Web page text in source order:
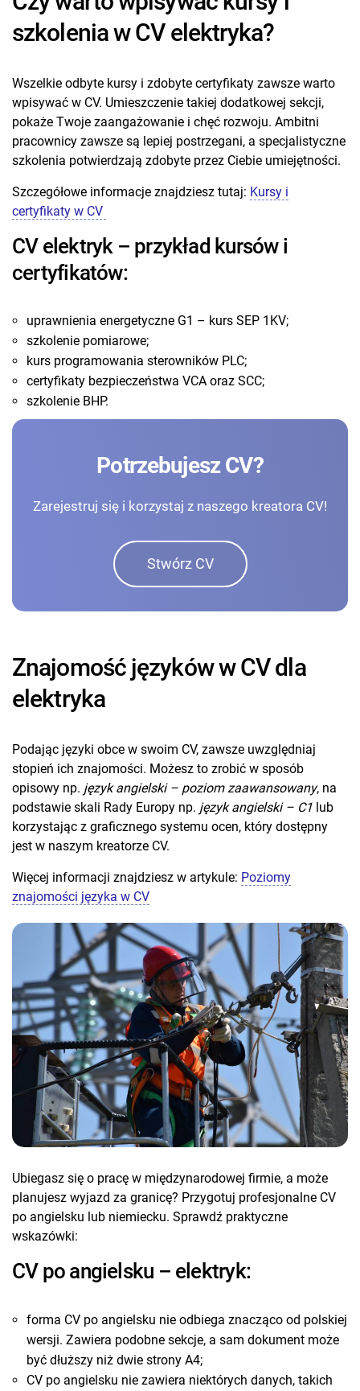
szkolenia w CV elektryka?
Wszelkie odbyte kursy i zdobyte certyfikaty zawsze warto
wpisywać w CV. Umieszczenie takiej dodatkowej sekcji,
pokaże Twoje zaangażowanie i chęć rozwoju. Ambitni
pracownicy zawsze są lepiej postrzegani, a specjalistyczne
szkolenia potwierdzają zdobyte przez Ciebie umiejętności.
Szczegółowe informacje znajdziesz tutaj: Kursy i
certyfikaty w CV
CV elektryk – przykład kursów i
certyfikatów:
uprawnienia energetyczne G1 – kurs SEP 1KV;
szkolenie pomiarowe;
kurs programowania sterowników PLC;
certyfikaty bezpieczeństwa VCA oraz SCC;
szkolenie BHP.
Potrzebujesz CV?
Zarejestruj się i korzystaj z naszego kreatora CV!
Stwórz CV
Znajomość języków w CV dla
elektryka
Podając języki obce w swoim CV, zawsze uwzględniaj
stopień ich znajomości. Możesz to zrobić w sposób
opisowy np. język angielski – poziom zaawansowany, na
podstawie skali Rady Europy np. język angielski – C1 lub
korzystając z graficznego systemu ocen, który dostępny
jest w naszym kreatorze CV.
Więcej informacji znajdziesz w artykule: Poziomy
znajomości języka w CV
Ubiegasz się o pracę w międzynarodowej firmie, a może
planujesz wyjazd za granicę? Przygotuj profesjonalne CV
po angielsku lub niemiecku. Sprawdź praktyczne
wskazówki:
CV po angielsku – elektryk:
forma CV po angielsku nie odbiega znacząco od polskiej
wersji. Zawiera podobne sekcje, a sam dokument może
być dłuższy niż dwie strony A4;
CV po angielsku nie zawiera niektórych danych, takich